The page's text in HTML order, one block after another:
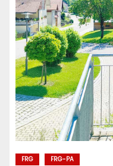
FRG FRG-PA